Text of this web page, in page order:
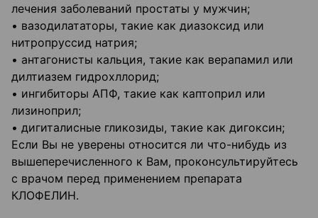
лечения заболеваний простаты у мужчин;
• вазодилататоры, такие как диазоксид или
нитропруссид натрия;
• антагонисты кальция, такие как верапамил или
дилтиазем гидрохллорид;
• ингибиторы АПФ, такие как каптоприл или
лизиноприл;
• дигиталисные гликозиды, такие как дигоксин;
Если Вы не уверены относится ли что-нибудь из
вышеперечисленного к Вам, проконсультируйтесь
с врачом перед применением препарата
КЛОФЕЛИН.